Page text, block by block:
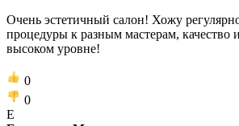
Очень эстетичный салон! Хожу
процедуры к разным мастерам, качество
высоком уровне!
0
0
Е